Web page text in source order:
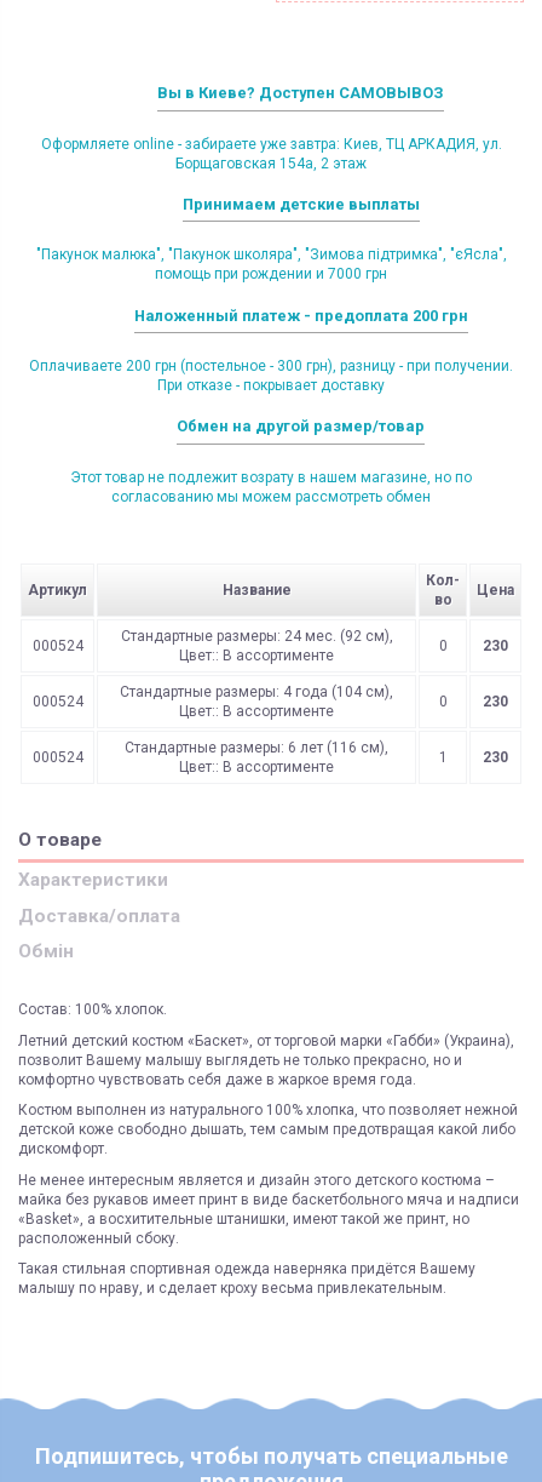
Вы в Киеве? Доступен САМОВЫВОЗ
Оформляете online - забираете уже завтра: Киев, ТЦ АРКАДИЯ, ул.
Борщаговская 154а, 2 этаж
Принимаем детские выплаты
"Пакунок малюка", "Пакунок школяра", "Зимова підтримка", "єЯсла",
помощь при рождении и 7000 грн
Наложенный платеж - предоплата 200 грн
Оплачиваете 200 грн (постельное - 300 грн), разницу - при получении.
При отказе - покрывает доставку
Обмен на другой размер/товар
Этот товар не подлежит возрату в нашем магазине, но по
согласованию мы можем рассмотреть обмен
Артикул Название
Кол-
во
Цена
000524
Стандартные размеры: 24 мес. (92 см),
Цвет:: В ассортименте
0 230
000524
Стандартные размеры: 4 года (104 см),
Цвет:: В ассортименте
0 230
000524
Стандартные размеры: 6 лет (116 см),
Цвет:: В ассортименте
1 230
О товаре
Характеристики
Доставка/оплата
Обмін
Состав: 100% хлопок.
Летний детский костюм «Баскет», от торговой марки «Габби» (Украина),
позволит Вашему малышу выглядеть не только прекрасно, но и
комфортно чувствовать себя даже в жаркое время года.
Костюм выполнен из натурального 100% хлопка, что позволяет нежной
детской коже свободно дышать, тем самым предотвращая какой либо
дискомфорт.
Не менее интересным является и дизайн этого детского костюма –
майка без рукавов имеет принт в виде баскетбольного мяча и надписи
«Basket», а восхитительные штанишки, имеют такой же принт, но
расположенный сбоку.
Такая стильная спортивная одежда наверняка придётся Вашему
малышу по нраву, и сделает кроху весьма привлекательным.
Доставка по Украине Новая почта
ЧИ Є БЕЗКОШТОВНА ДОСТАВКА?
Безкоштовна доставка по Україні можлива виключно у відділення ТК
поверненню НЕ ПІДЛЯГАЮТЬ наступні категоріі товарів
- аксесуари для дитячих візочків та автокрісел, в тому числі:
козирки, матрасики, вкладиші, простинки та подушки;
Подпишитесь, чтобы получать специальные